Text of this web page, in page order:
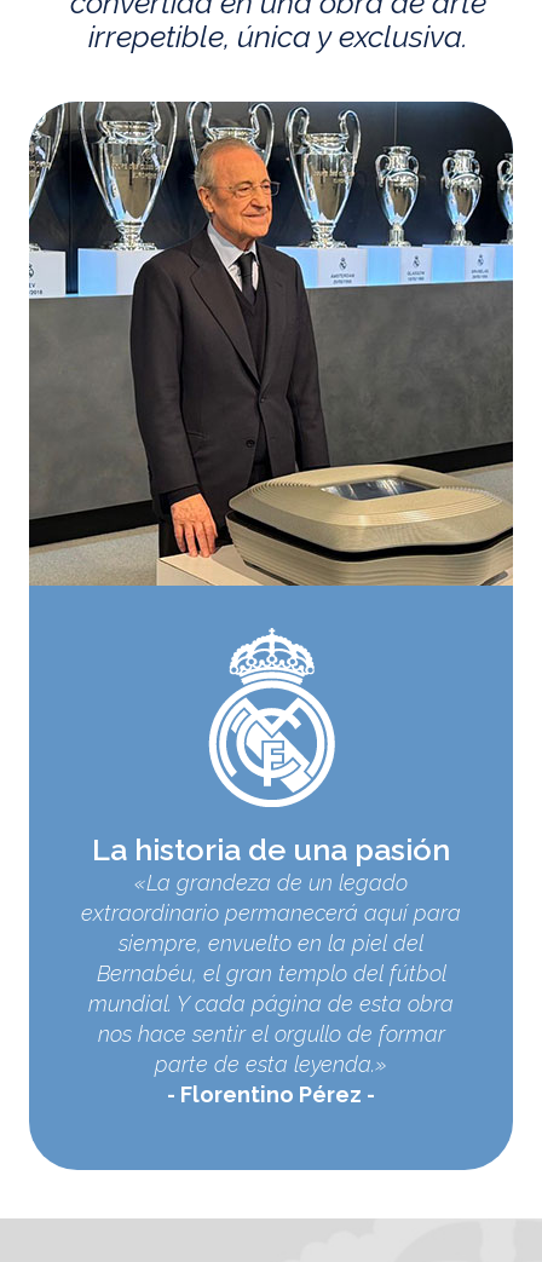
irrepetible, única y exclusiva.
La historia de una pasión
«La grandeza de un legado
extraordinario permanecerá aquí para
siempre, envuelto en la piel del
Bernabéu, el gran templo del fútbol
mundial. Y cada página de esta obra
nos hace sentir el orgullo de formar
parte de esta leyenda.»
Florentino Pérez